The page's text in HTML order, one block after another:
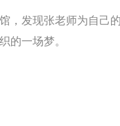
，发现张老师为自己
的一场梦。